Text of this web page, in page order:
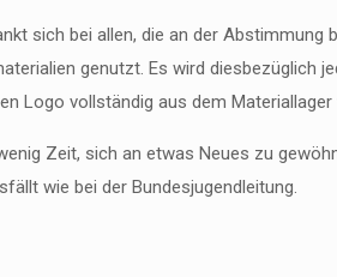
sich bei allen, die an der
genutzt. Es wird diesbezüglich
Logo vollständig aus dem
Zeit, sich an etwas Neues zu
wie bei der Bundesjugendleitung.